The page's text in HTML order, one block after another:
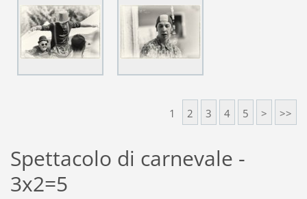
1 2 3 4 5 > >>
Spettacolo di carnevale -
3x2=5